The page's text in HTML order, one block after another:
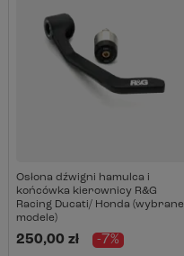
Osłona dźwigni hamulca i
końcówka kierownicy R&G
Racing Ducati/ Honda (wybrane
modele)
250,00 zł -7%